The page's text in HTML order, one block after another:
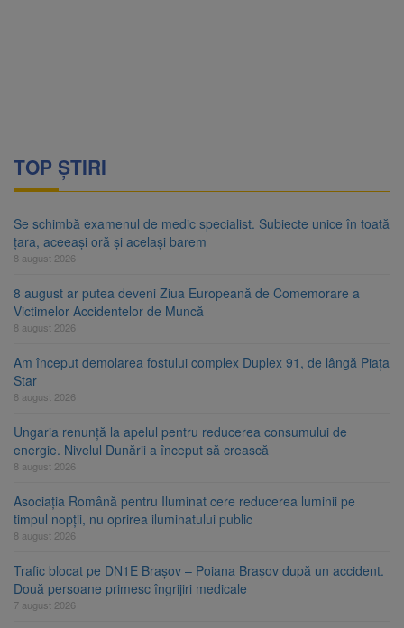
TOP ȘTIRI
Se schimbă examenul de medic specialist. Subiecte unice în toată
țara, aceeași oră și același barem
8 august 2026
8 august ar putea deveni Ziua Europeană de Comemorare a
Victimelor Accidentelor de Muncă
8 august 2026
Am început demolarea fostului complex Duplex 91, de lângă Piața
Star
8 august 2026
Ungaria renunță la apelul pentru reducerea consumului de
energie. Nivelul Dunării a început să crească
8 august 2026
Asociația Română pentru Iluminat cere reducerea luminii pe
timpul nopții, nu oprirea iluminatului public
8 august 2026
Trafic blocat pe DN1E Brașov – Poiana Brașov după un accident.
Două persoane primesc îngrijiri medicale
7 august 2026